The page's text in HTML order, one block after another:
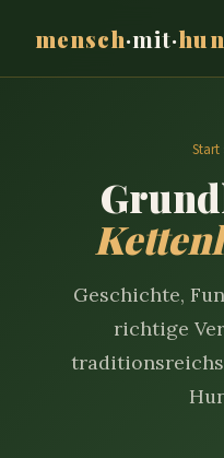
mensch·mit·
Start
Geschichte,
richtige